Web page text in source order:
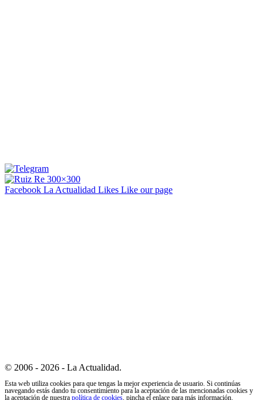
Facebook La Actualidad Likes Like our page
© 2006 - 2026 - La Actualidad.
Esta web utiliza cookies para que tengas la mejor experiencia de usuario. Si continúas
navegando estás dando tu consentimiento para la aceptación de las mencionadas cookies y
la aceptación de nuestra política de cookies, pincha el enlace para más información.